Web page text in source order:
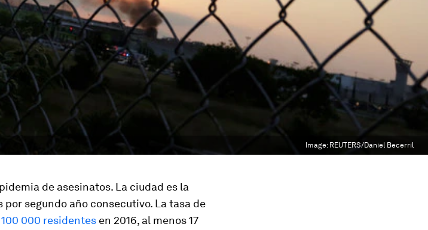
Image: REUTERS/Daniel Becerril
de asesinatos. La ciudad es la
segundo año consecutivo. La tasa de
000 residentes en 2016, al menos 17